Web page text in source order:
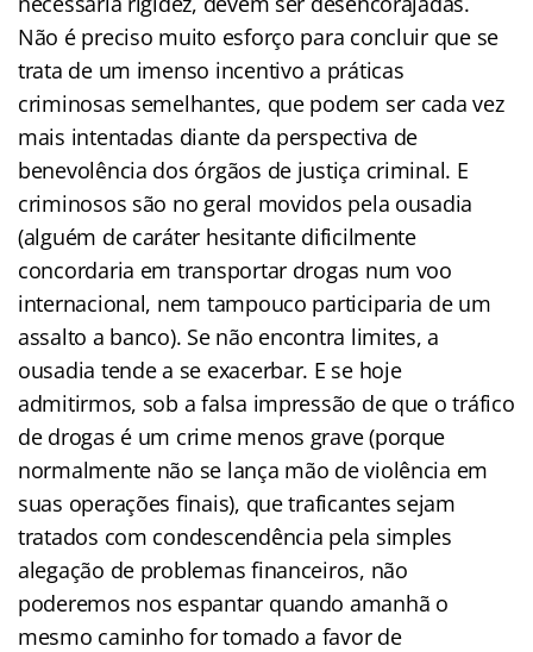
Não é preciso muito esforço para concluir que se
trata de um imenso incentivo a práticas
criminosas semelhantes, que podem ser cada vez
mais intentadas diante da perspectiva de
benevolência dos órgãos de justiça criminal. E
criminosos são no geral movidos pela ousadia
(alguém de caráter hesitante dificilmente
concordaria em transportar drogas num voo
internacional, nem tampouco participaria de um
assalto a banco). Se não encontra limites, a
ousadia tende a se exacerbar. E se hoje
admitirmos, sob a falsa impressão de que o tráfico
de drogas é um crime menos grave (porque
normalmente não se lança mão de violência em
suas operações finais), que traficantes sejam
tratados com condescendência pela simples
alegação de problemas financeiros, não
poderemos nos espantar quando amanhã o
mesmo caminho for tomado a favor de